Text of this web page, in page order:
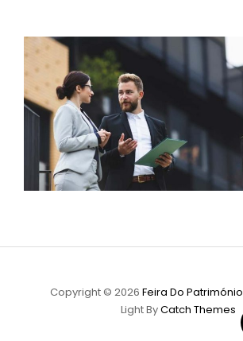
Copyright © 2026 Feira Do Património
Light ByCatch Themes